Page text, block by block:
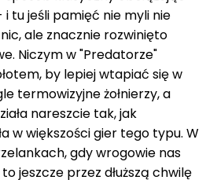
tu jeśli pamięć nie myli nie
ale znacznie rozwinięto
Niczym w "Predatorze"
by lepiej wtapiać się w
termowizyjne żołnierzy, a
nareszcie tak, jak
w większości gier tego typu. W
gdy wrogowie nas
jeszcze przez dłuższą chwilę